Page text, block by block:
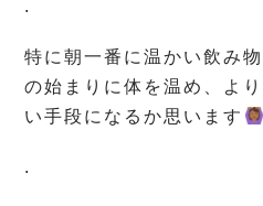
.
特に朝一番に温かい飲み
の始まりに体を温め、よ
い手段になるか思います
.